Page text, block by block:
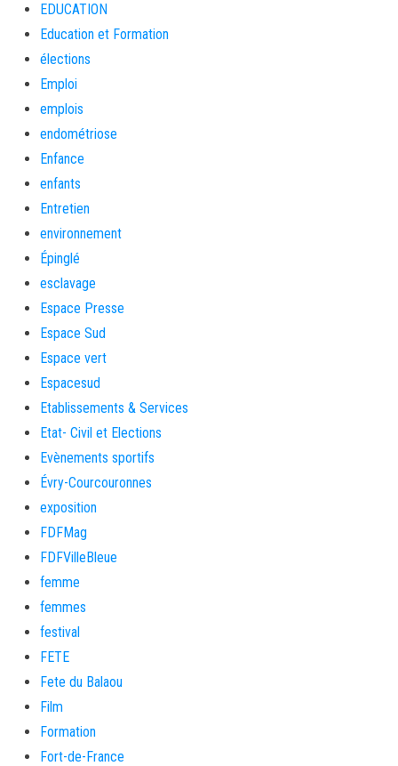
EDUCATION
Education et Formation
élections
Emploi
emplois
endométriose
Enfance
enfants
Entretien
environnement
Épinglé
esclavage
Espace Presse
Espace Sud
Espace vert
Espacesud
Etablissements & Services
Etat- Civil et Elections
Evènements sportifs
Évry-Courcouronnes
exposition
FDFMag
FDFVilleBleue
femme
femmes
festival
FETE
Fete du Balaou
Film
Formation
Fort-de-France